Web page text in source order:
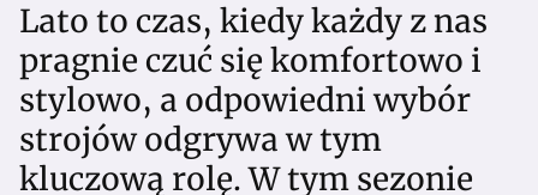
Lato to czas, kiedy każdy z nas
pragnie czuć się komfortowo i
stylowo, a odpowiedni wybór
strojów odgrywa w tym
kluczową rolę. W tym sezonie